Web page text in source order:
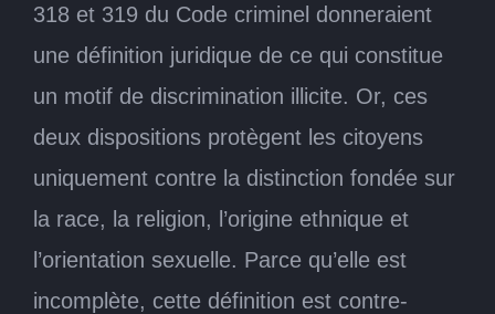
318 et 319 du Code criminel donneraient
une définition juridique de ce qui constitue
un motif de discrimination illicite. Or, ces
deux dispositions protègent les citoyens
uniquement contre la distinction fondée sur
la race, la religion, l’origine ethnique et
l’orientation sexuelle. Parce qu’elle est
incomplète, cette définition est contre-